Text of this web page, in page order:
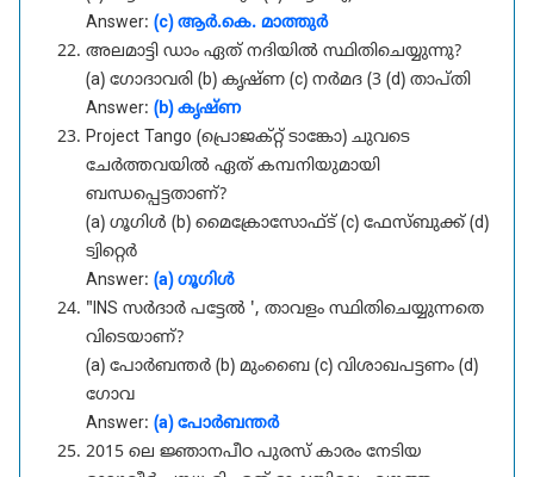
Answer: (c) ആർ.കെ. മാത്തുർ
അലമാട്ടി ഡാം ഏത് നദിയിൽ സ്ഥിതിചെയ്യുന്നു?
(a) ഗോദാവരി (b) കൃഷ്ണ (c) നർമദ (3 (d) താപ്തി
Answer: (b) കൃഷ്ണ
Project Tango (പ്രൊജക്റ്റ് ടാങ്കോ) ചുവടെ
ചേർത്തവയിൽ ഏത് കമ്പനിയുമായി
ബന്ധപ്പെട്ടതാണ്?
(a) ഗൂഗിൾ (b) മൈക്രോസോഫ്ട് (c) ഫേസ്ബുക്ക് (d)
ട്വിറ്റെർ
Answer: (a) ഗൂഗിൾ
"INS സർദാർ പട്ടേൽ ', താവളം സ്ഥിതിചെയ്യുന്നതെ
വിടെയാണ്?
(a) പോർബന്തർ (b) മുംബൈ (c) വിശാഖപട്ടണം (d)
ഗോവ
Answer: (a) പോർബന്തർ
2015 ലെ ജ്ഞാനപീഠ പുരസ് കാരം നേടിയ